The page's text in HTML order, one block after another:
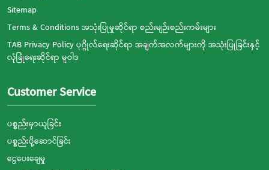
Sitemap
Terms & Conditions အသုံးပြုမှုဆိုင်ရာ စည်းမျဉ်းစည်းကမ်းများ
TAB Privacy Policy ပုဂ္ဂိုလ်ရေးဆိုင်ရာ အချက်အလက်များကို အသုံးပြုခြင်းနှင့်
လုံခြုံရေးဆိုင်ရာ မူဝါဒ
Customer Service
ပစ္စည်းမှာယူခြင်း
ပစ္စည်းပို့ဆောင်ခြင်း
ငွေပေးချေမှု